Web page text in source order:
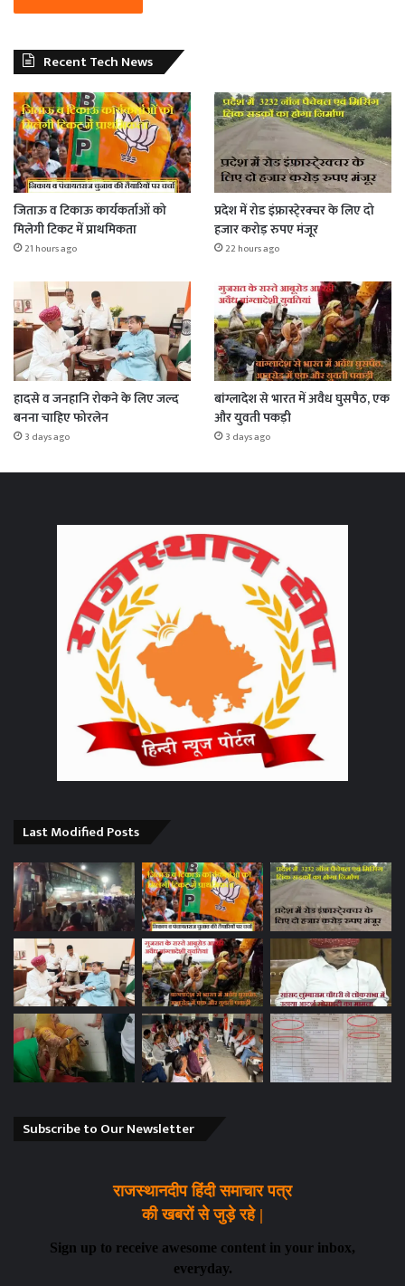
Recent Tech News
जिताऊ व टिकाऊ कार्यकर्ताओं को
मिलेगी टिकट में प्राथमिकता
21 hours ago
प्रदेश में रोड इंफ्रास्टे्रक्चर के लिए दो
हजार करोड़ रुपए मंजूर
22 hours ago
हादसे व जनहानि रोकने के लिए जल्द
बनना चाहिए फोरलेन
3 days ago
बांग्लादेश से भारत में अवैध घुसपैठ, एक
और युवती पकड़ी
3 days ago
Last Modified Posts
Subscribe to Our Newsletter
राजस्थानदीप हिंदी समाचार पत्र
की खबरों से जुड़े रहे |
Sign up to receive awesome content in your inbox,
everyday.